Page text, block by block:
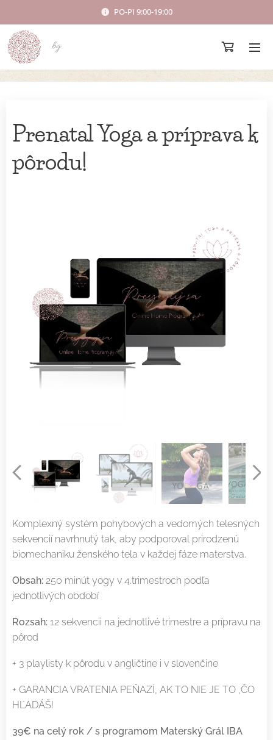
PO-PI 9:00-19:00
bg
Prenatal Yoga a príprava k
pôrodu!
Komplexný systém pohybových a vedomých telesných
sekvencií navrhnutý tak, aby podporoval prirodzenú
biomechaniku ženského tela v každej fáze materstva.
Obsah: 250 minút yogy v 4.trimestroch podľa
jednotlivých období
Rozsah: 12 sekvencii na jednotlivé trimestre a prípravu na
pôrod
+ 3 playlisty k pôrodu v angličtine i v slovenčine
+ GARANCIA VRATENIA PEŇAZÍ, AK TO NIE JE TO ,ČO
HĽADÁŠ!
39€ na celý rok / s programom Materský Grál IBA